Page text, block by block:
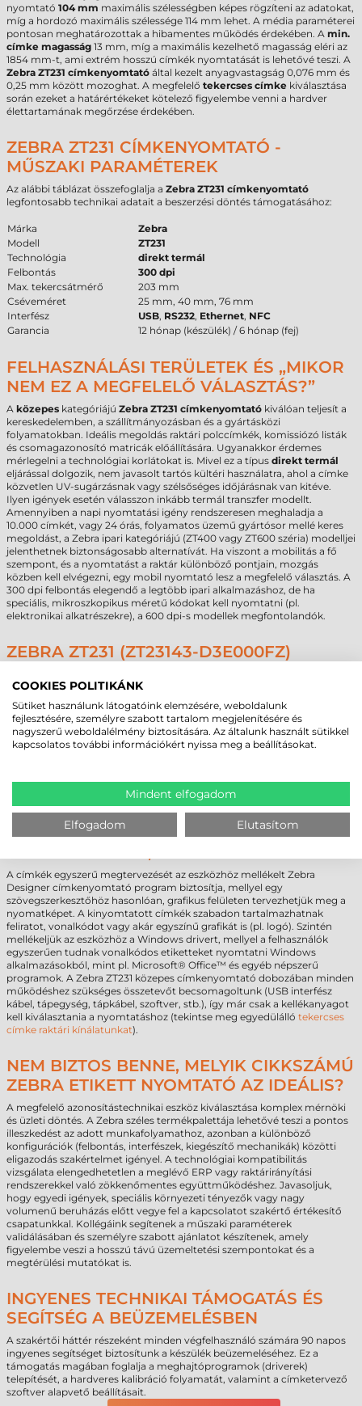
nyomtató 104 mm maximális szélességben képes rögzíteni az adatokat,
míg a hordozó maximális szélessége 114 mm lehet. A média paraméterei
pontosan meghatározottak a hibamentes működés érdekében. A min.
címke magasság 13 mm, míg a maximális kezelhető magasság eléri az
1854 mm-t, ami extrém hosszú címkék nyomtatását is lehetővé teszi. A
Zebra ZT231 címkenyomtató által kezelt anyagvastagság 0,076 mm és
0,25 mm között mozoghat. A megfelelő tekercses címke kiválasztása
során ezeket a határértékeket kötelező figyelembe venni a hardver
élettartamának megőrzése érdekében.
ZEBRA ZT231 CÍMKENYOMTATÓ -
MŰSZAKI PARAMÉTEREK
Az alábbi táblázat összefoglalja a Zebra ZT231 címkenyomtató
legfontosabb technikai adatait a beszerzési döntés támogatásához:
Márka
Zebra
Modell
ZT231
Technológia
direkt termál
Felbontás
300 dpi
Max. tekercsátmérő
203 mm
Cséveméret
25 mm, 40 mm, 76 mm
Interfész
USB, RS232, Ethernet, NFC
Garancia
12 hónap (készülék) / 6 hónap (fej)
FELHASZNÁLÁSI TERÜLETEK ÉS „MIKOR
NEM EZ A MEGFELELŐ VÁLASZTÁS?”
A közepes kategóriájú Zebra ZT231 címkenyomtató kiválóan teljesít a
kereskedelemben, a szállítmányozásban és a gyártásközi
folyamatokban. Ideális megoldás raktári polccímkék, komissiózó listák
és csomagazonosító matricák előállítására. Ugyanakkor érdemes
mérlegelni a technológiai korlátokat is. Mivel ez a típus direkt termál
eljárással dolgozik, nem javasolt tartós kültéri használatra, ahol a címke
közvetlen UV-sugárzásnak vagy szélsőséges időjárásnak van kitéve.
Ilyen igények esetén válasszon inkább termál transzfer modellt.
Amennyiben a napi nyomtatási igény rendszeresen meghaladja a
10.000 címkét, vagy 24 órás, folyamatos üzemű gyártósor mellé keres
megoldást, a Zebra ipari kategóriájú (ZT400 vagy ZT600 széria) modelljei
jelenthetnek biztonságosabb alternatívát. Ha viszont a mobilitás a fő
szempont, és a nyomtatást a raktár különböző pontjain, mozgás
közben kell elvégezni, egy mobil nyomtató lesz a megfelelő választás. A
300 dpi felbontás elegendő a legtöbb ipari alkalmazáshoz, de ha
speciális, mikroszkopikus méretű kódokat kell nyomtatni (pl.
elektronikai alkatrészekre), a 600 dpi-s modellek megfontolandók.
ZEBRA ZT231 (ZT23143-D3E000FZ)
TARTALMA
Zebra ZT231 közepes teljesítményű címkenyomtató, 4"-os érintőkijelző,
300 dpi, direkt termál, címkeleválasztó, hordozó felcsévélő, USB, RS232,
Ethernet, BTLE, USB Host, EZPL Fontos kiemelni, hogy egy adott
gyártó modelljéhez többféle cikkszámú termék tartozik, melyek
minden esetben szükséges pontosan meghatározni a technológiai
igényeket, és ez alapján kiválasztani a megfelelő cikkszámú készüléket a
hibátlan integráció érdekében.
A címkék egyszerű megtervezését az eszközhöz mellékelt Zebra
Designer címkenyomtató program biztosítja, mellyel egy
szövegszerkesztőhöz hasonlóan, grafikus felületen tervezhetjük meg a
nyomatképet. A kinyomtatott címkék szabadon tartalmazhatnak
feliratot, vonalkódot vagy akár egyszínű grafikát is (pl. logó). Szintén
mellékeljük az eszközhöz a Windows drivert, mellyel a felhasználók
egyszerűen tudnak vonalkódos etiketteket nyomtatni Windows
alkalmazásokból, mint pl. Microsoft® Office™ és egyéb népszerű
programok. A Zebra ZT231 közepes címkenyomtató dobozában minden
működéshez szükséges összetevőt becsomagoltunk (USB interfész
kábel, tápegység, tápkábel, szoftver, stb.), így már csak a kellékanyagot
kell kiválasztania a nyomtatáshoz (tekintse meg egyedülálló tekercses
címke raktári kínálatunkat).
NEM BIZTOS BENNE, MELYIK CIKKSZÁMÚ
ZEBRA ETIKETT NYOMTATÓ AZ IDEÁLIS?
A megfelelő azonosítástechnikai eszköz kiválasztása komplex mérnöki
és üzleti döntés. A Zebra széles termékpalettája lehetővé teszi a pontos
illeszkedést az adott munkafolyamathoz, azonban a különböző
konfigurációk (felbontás, interfészek, kiegészítő mechanikák) közötti
eligazodás szakértelmet igényel. A technológiai kompatibilitás
vizsgálata elengedhetetlen a meglévő ERP vagy raktárirányítási
rendszerekkel való zökkenőmentes együttműködéshez. Javasoljuk,
hogy egyedi igények, speciális környezeti tényezők vagy nagy
volumenű beruházás előtt vegye fel a kapcsolatot szakértő értékesítő
csapatunkkal. Kollégáink segítenek a műszaki paraméterek
validálásában és személyre szabott ajánlatot készítenek, amely
figyelembe veszi a hosszú távú üzemeltetési szempontokat és a
megtérülési mutatókat is.
INGYENES TECHNIKAI TÁMOGATÁS ÉS
SEGÍTSÉG A BEÜZEMELÉSBEN
A szakértői háttér részeként minden végfelhasználó számára 90 napos
ingyenes segítséget biztosítunk a készülék beüzemeléséhez. Ez a
támogatás magában foglalja a meghajtóprogramok (driverek)
telepítését, a hardveres kalibráció folyamatát, valamint a címketervező
szoftver alapvető beállításait.
COOKIES POLITIKÁNK
Sütiket használunk látogatóink elemzésére, weboldalunk
fejlesztésére, személyre szabott tartalom megjelenítésére és
nagyszerű weboldalélmény biztosítására. Az általunk használt sütikkel
kapcsolatos további információkért nyissa meg a beállításokat.
Mindent elfogadom
Elfogadom Elutasítom